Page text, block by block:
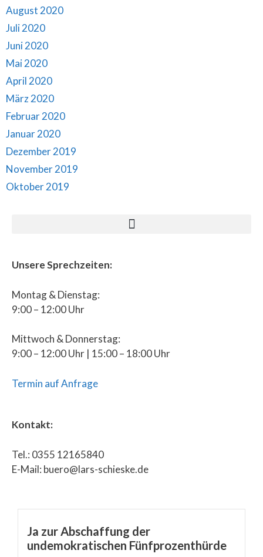
August 2020
Juli 2020
Juni 2020
Mai 2020
April 2020
März 2020
Februar 2020
Januar 2020
Dezember 2019
November 2019
Oktober 2019
Unsere Sprechzeiten:
Montag & Dienstag:
9:00 – 12:00 Uhr
Mittwoch & Donnerstag:
9:00 – 12:00 Uhr | 15:00 – 18:00 Uhr
Termin auf Anfrage
Kontakt:
Tel.: 0355 12165840
E-Mail: buero@lars-schieske.de
Ja zur Abschaffung der
undemokratischen Fünfprozenthürde